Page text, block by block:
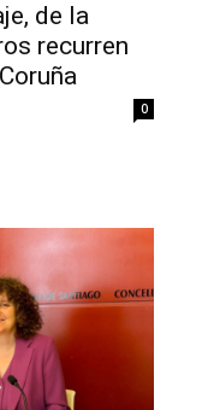
de la
recurren
0